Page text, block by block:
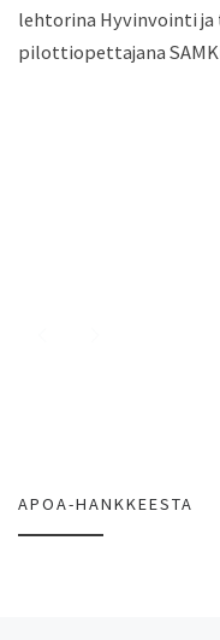
lehtorina Hyvinvointi ja
pilottiopettajana
APOA-HANKKEESTA